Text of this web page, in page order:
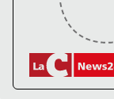
Lamezia
PROGETTI
SPECIALI